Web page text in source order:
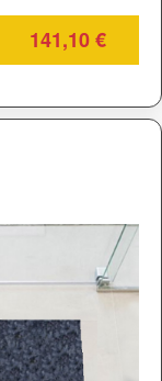
141,10 €